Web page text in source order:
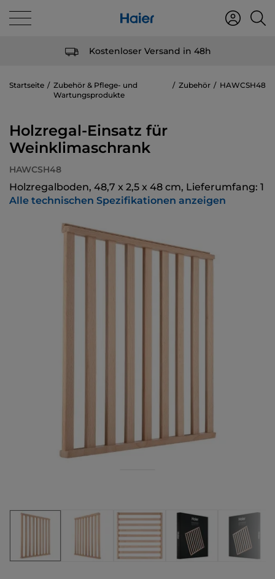
Kostenloser Versand in 48h
Startseite
Zubehör & Pflege- und
Wartungsprodukte
Zubehör HAWCSH48
Holzregal-Einsatz für
Weinklimaschrank
HAWCSH48
Holzregalboden, 48,7 x 2,5 x 48 cm, Lieferumfang: 1
Alle technischen Spezifikationen anzeigen